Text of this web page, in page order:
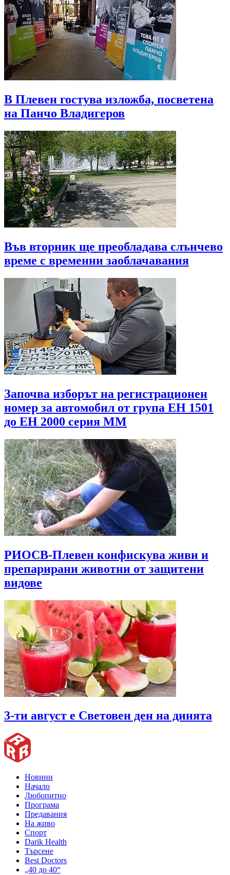
В Плевен гостува изложба, посветена
на Панчо Владигеров
Във вторник ще преобладава слънчево
време с временни заоблачавания
Започва изборът на регистрационен
номер за автомобил от група ЕН 1501
до EH 2000 серия MМ
РИОСВ-Плевен конфискува живи и
препарирани животни от защитени
видове
3-ти август е Световен ден на динята
Новини
Начало
Любопитно
Програма
Предавания
На живо
Спорт
Darik Health
Търсене
Best Doctors
„40 до 40“